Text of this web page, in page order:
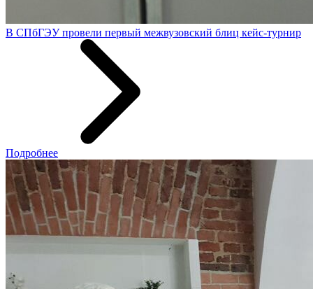
В СПбГЭУ провели первый межвузовский блиц кейс-турнир
Подробнее